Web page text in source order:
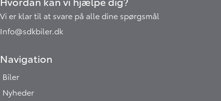
Vi er klar til at svare på alle dine spørgsmål
Info@sdkbiler.dk
Navigation
Biler
Nyheder